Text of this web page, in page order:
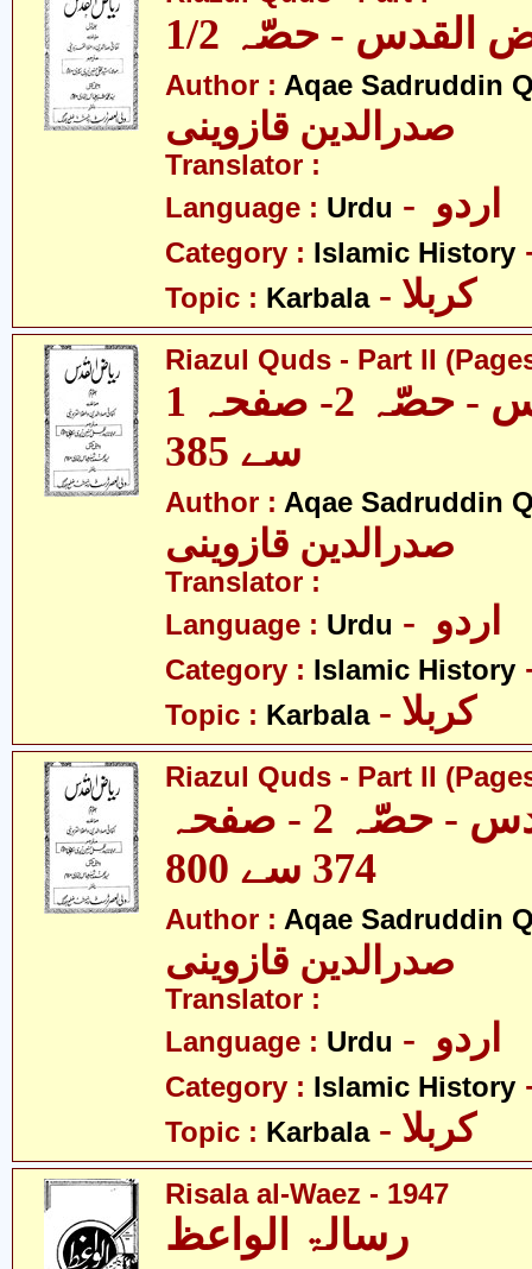
القدس - حصّہ
Author : Aqae Sadruddin
Translator :
Language : Urdu
Category : Islamic History
Topic : Karbala - کربلا
Riazul Quds - Part II
ریاض القدس - حصّہ 2- صفحہ 1
سے 385
Author : Aqae Sadruddin
Translator :
Language : Urdu
Category : Islamic History
Topic : Karbala - کربلا
Riazul Quds - Part II
ریاض القدس - حصّہ 2 - صفحہ
374 سے 800
Author : Aqae Sadruddin
Translator :
Language : Urdu
Category : Islamic History
Topic : Karbala - کربلا
Risala al-Waez - 1947
رسالۃ الواعظ